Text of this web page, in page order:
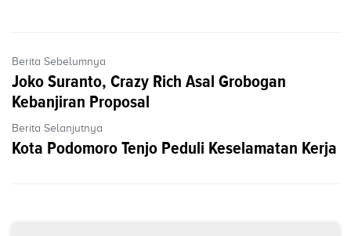
Berita Sebelumnya
Joko Suranto, Crazy Rich Asal Grobogan
Kebanjiran Proposal
Berita Selanjutnya
Kota Podomoro Tenjo Peduli Keselamatan Kerja